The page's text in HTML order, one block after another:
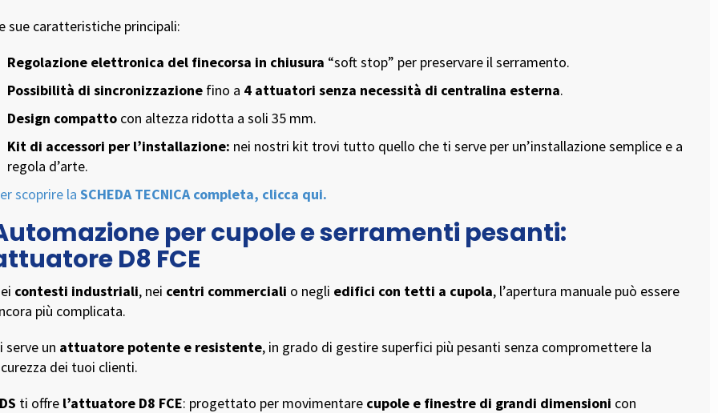
sue caratteristiche principali:
Regolazione elettronica del finecorsa in chiusura “soft stop” per preservare il serramento.
Possibilità di sincronizzazione fino a 4 attuatori senza necessità di centralina esterna.
Design compatto con altezza ridotta a soli 35 mm.
Kit di accessori per l’installazione: nei nostri kit trovi tutto quello che ti serve per un’installazione semplice e a
regola d’arte.
scoprire la SCHEDA TECNICA completa, clicca qui.
per cupole e serramenti pesanti:
D8 FCE
contesti industriali, nei centri commerciali o negli edifici con tetti a cupola, l’apertura manuale può essere
più complicata.
serve un attuatore potente e resistente, in grado di gestire superfici più pesanti senza compromettere la
dei tuoi clienti.
ti offre l’attuatore D8 FCE: progettato per movimentare cupole e finestre di grandi dimensioni con